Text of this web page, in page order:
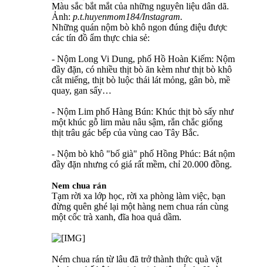
Màu sắc bắt mắt của những nguyên liệu dân dã.
Ảnh: p.t.huyenmom184/Instagram.
Những quán nộm bò khô ngon đúng điệu được
các tín đồ ẩm thực chia sẻ:
- Nộm Long Vi Dung, phố Hồ Hoàn Kiếm: Nộm
đầy đặn, có nhiều thịt bò ăn kèm như thịt bò khô
cắt miếng, thịt bò luộc thái lát mỏng, gân bò, mề
quay, gan sấy…
- Nộm Lim phố Hàng Bún: Khúc thịt bò sấy như
một khúc gỗ lim màu nâu sậm, rắn chắc giống
thịt trâu gác bếp của vùng cao Tây Bắc.
- Nộm bò khô "bố già" phố Hồng Phúc: Bát nộm
đầy đặn nhưng có giá rất mềm, chỉ 20.000 đồng.
Nem chua rán
Tạm rời xa lớp học, rời xa phòng làm việc, bạn
đừng quên ghé lại một hàng nem chua rán cùng
một cốc trà xanh, đĩa hoa quả dầm.
Ném chua rán từ lâu đã trở thành thức quà vặt